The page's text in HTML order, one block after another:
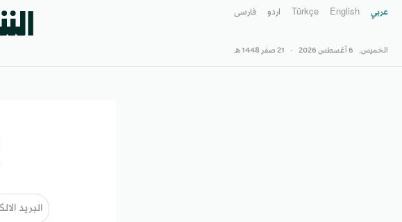
عربي English
Türkçe اردو فارسى
الخميس, 6 أغسطس 2026 - 21 صفَر 1448 هـ